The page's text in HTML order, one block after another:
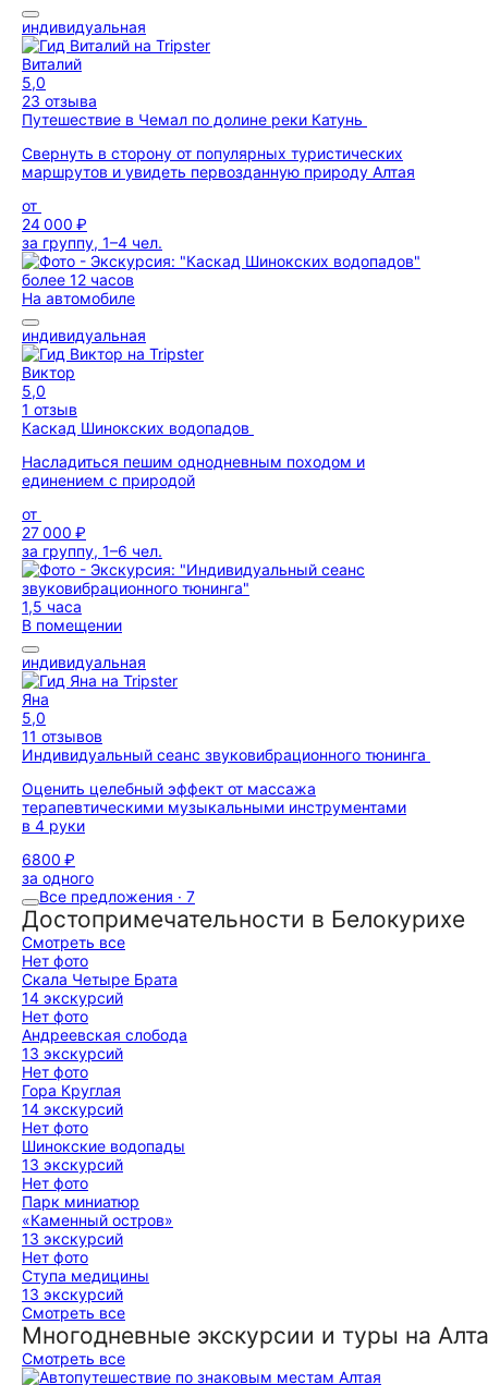
индивидуальная
Виталий
5,0
23 отзыва
Путешествие в Чемал по долине реки Катунь
Свернуть в сторону от популярных туристических
маршрутов и увидеть первозданную природу Алтая
от
24 000 ₽
за группу, 1–4 чел.
более 12 часов
На автомобиле
индивидуальная
Виктор
5,0
1 отзыв
Каскад Шинокских водопадов
Насладиться пешим однодневным походом и
единением с природой
от
27 000 ₽
за группу, 1–6 чел.
1,5 часа
В помещении
индивидуальная
Яна
5,0
11 отзывов
Индивидуальный сеанс звуковибрационного тюнинга
Оценить целебный эффект от массажа
терапевтическими музыкальными инструментами
в 4 руки
6800 ₽
за одного
Все предложения · 7
Достопримечательности в Белокурихе
Смотреть все
Нет фото
Скала Четыре Брата
14 экскурсий
Нет фото
Андреевская слобода
13 экскурсий
Нет фото
Гора Круглая
14 экскурсий
Нет фото
Шинокские водопады
13 экскурсий
Нет фото
Парк миниатюр
«Каменный остров»
13 экскурсий
Нет фото
Ступа медицины
13 экскурсий
Смотреть все
Многодневные экскурсии и туры на
Смотреть все